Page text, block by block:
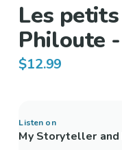
Les
Philoute
$12.99
Listen on
My Storyteller and